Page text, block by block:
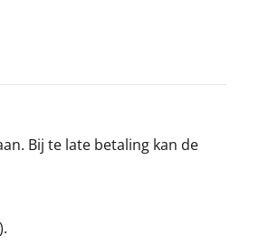
Bij te late betaling kan de